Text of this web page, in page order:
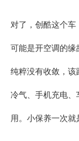
对了，创酷这个车
可能是开空调的缘
纯粹没有收敛，该
冷气、手机充电、
用。小保养一次就